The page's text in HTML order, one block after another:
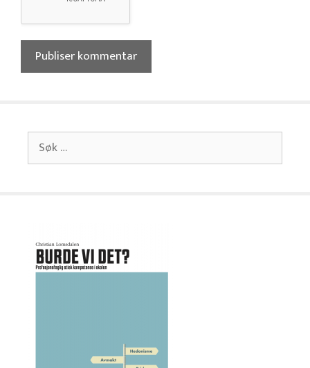
Søk
etter: